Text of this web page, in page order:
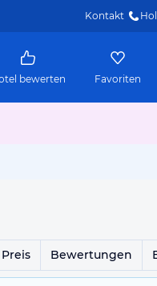
Kontakt
bewerten Favoriten
Preis Bewertungen